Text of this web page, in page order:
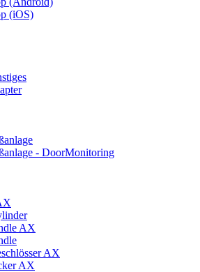
(iOS)
- DoorMonitoring
AX
AX
AX